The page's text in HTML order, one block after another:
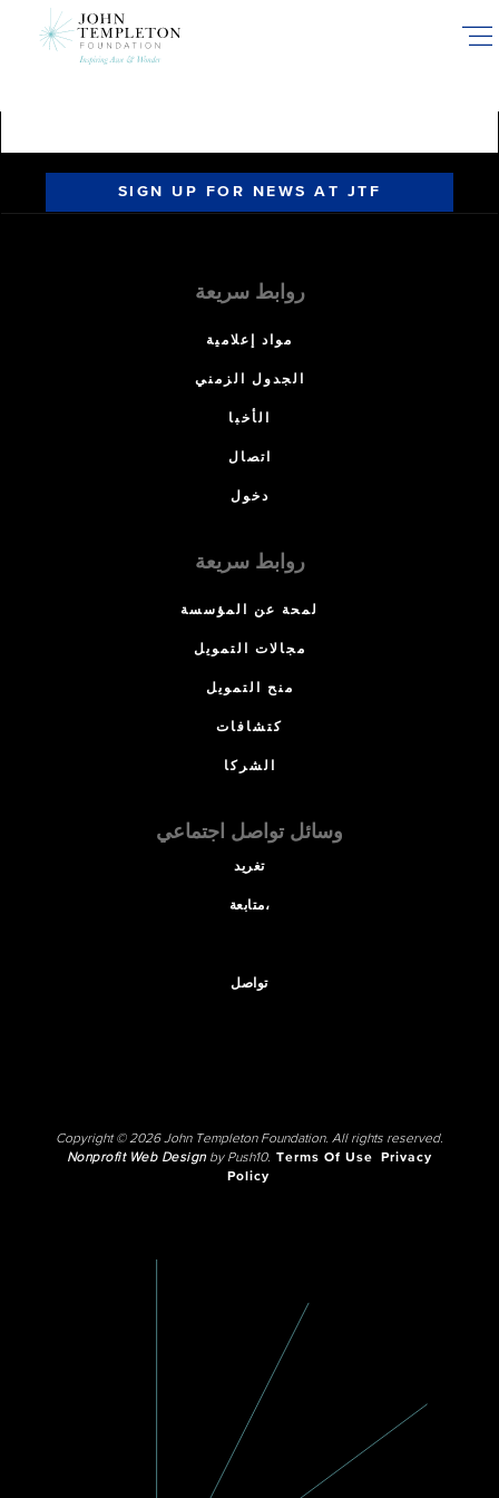
SIGN UP FOR NEWS AT JTF
روابط سريعة
مواد إعلامية
الجدول الزمني
الأخبا
اتصال
دخول
روابط سريعة
لمحة عن المؤسسة
مجالات التمويل
منح التمويل
كتشافات
الشركا
وسائل تواصل اجتماعي
تغريد
متابعة،
تواصل
Copyright © 2026 John Templeton Foundation. All rights reserved.
Nonprofit Web Designby Push10. Terms Of Use
Privacy
Policy